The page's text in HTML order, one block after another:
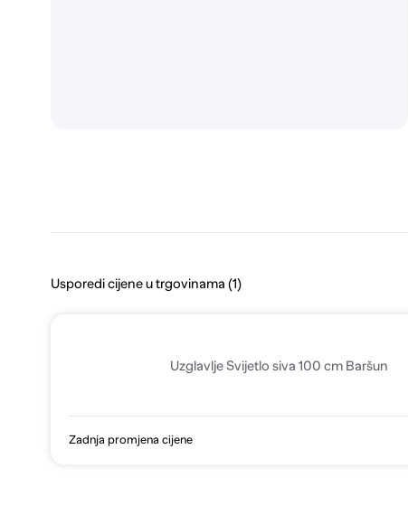
Usporedi cijene u trgovinama (1)
Uzglavlje Svijetlo siva 100 cm Baršun
Zadnja promjena cijene